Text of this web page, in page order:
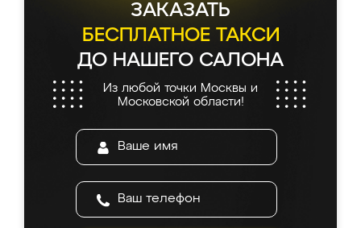
ЗАКАЗАТЬ
БЕСПЛАТНОЕ ТАКСИ
ДО НАШЕГО САЛОНА
Из любой точки Москвы и
Московской области!